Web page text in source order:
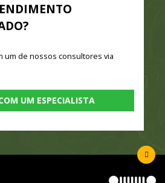
um de nossos consultores via
UM ESPECIALISTA